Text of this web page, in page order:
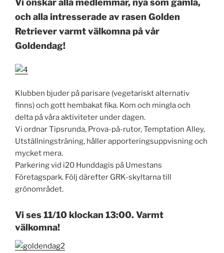
Vi önskar alla medlemmar, nya som gamla,
och alla intresserade av rasen Golden
Retriever varmt välkomna på vår
Goldendag!
Klubben bjuder på parisare (vegetariskt alternativ
finns) och gott hembakat fika. Kom och mingla och
delta på våra aktiviteter under dagen.
Vi ordnar Tipsrunda, Prova-på-rutor, Temptation Alley,
Utställningsträning, håller apporteringsuppvisning och
mycket mera.
Parkering vid i20 Hunddagis på Umestans
Företagspark. Följ därefter GRK-skyltarna till
grönområdet.
Vi ses 11/10 klockan 13:00. Varmt
välkomna!